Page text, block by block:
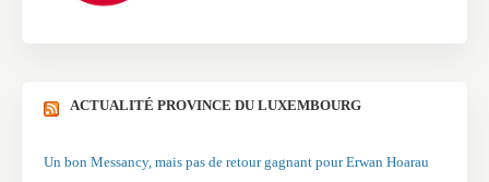
ACTUALITÉ PROVINCE DU LUXEMBOURG
Un bon Messancy, mais pas de retour gagnant pour Erwan Hoarau